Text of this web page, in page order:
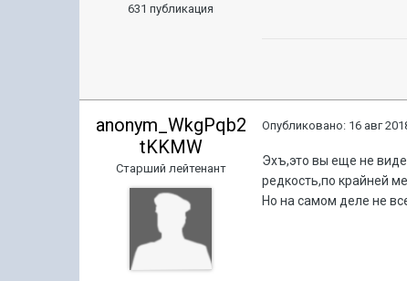
631 публикация
anonym_WkgPqb2
tKKMW
Старший лейтенант
Опубликовано: 16 авг
Эхъ,это вы еще не
редкость,по крайней
Но на самом деле не